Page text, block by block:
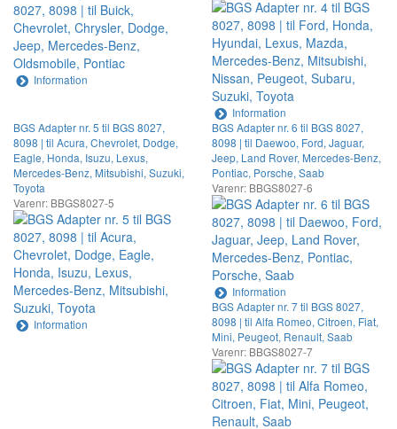
Information
Information
BGS Adapter nr. 5 til BGS 8027,
8098 | til Acura, Chevrolet, Dodge,
Eagle, Honda, Isuzu, Lexus,
Mercedes-Benz, Mitsubishi, Suzuki,
Toyota
Varenr: BBGS8027-5
Information
BGS Adapter nr. 6 til BGS 8027,
8098 | til Daewoo, Ford, Jaguar,
Jeep, Land Rover, Mercedes-Benz,
Pontiac, Porsche, Saab
Varenr: BBGS8027-6
Information
BGS Adapter nr. 7 til BGS 8027,
8098 | til Alfa Romeo, Citroen, Fiat,
Mini, Peugeot, Renault, Saab
Varenr: BBGS8027-7